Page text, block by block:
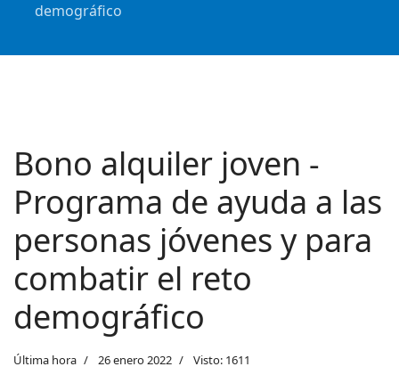
demográfico
Bono alquiler joven -
Programa de ayuda a las
personas jóvenes y para
combatir el reto
demográfico
Última hora 26 enero 2022 Visto: 1611